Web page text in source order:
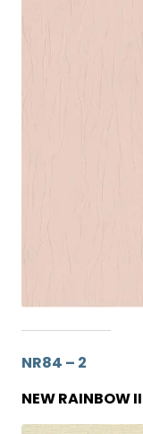
NR84 – 2
NEW RAINBOW II